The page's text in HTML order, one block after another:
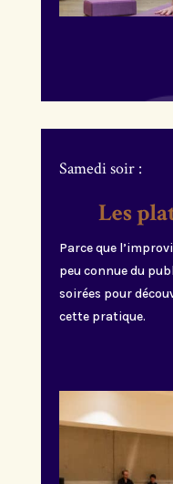
Samedi soir :
Les
Parce que
peu connue du
soirées pour
cette pratique.